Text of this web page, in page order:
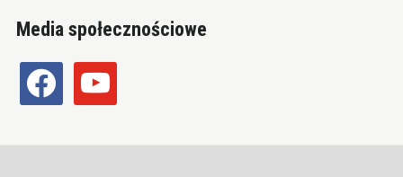
Media społecznościowe
facebook youtube